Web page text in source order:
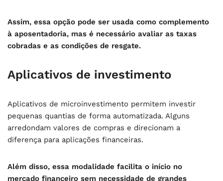
Assim, essa opção pode ser usada como complemento
à aposentadoria, mas é necessário avaliar as taxas
cobradas e as condições de resgate.
Aplicativos de investimento
Aplicativos de microinvestimento permitem investir
pequenas quantias de forma automatizada. Alguns
arredondam valores de compras e direcionam a
diferença para aplicações financeiras.
Além disso, essa modalidade facilita o início no
mercado financeiro sem necessidade de grandes